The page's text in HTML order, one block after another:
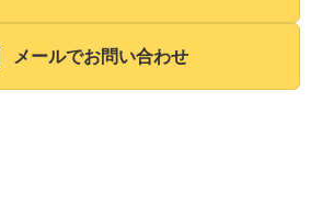
メールでお問い合わせ